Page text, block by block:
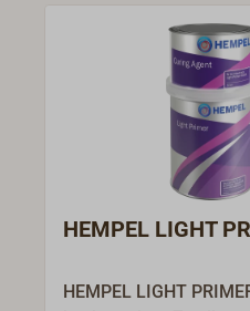
HEMPEL LIGHT
HEMPEL LIGHT